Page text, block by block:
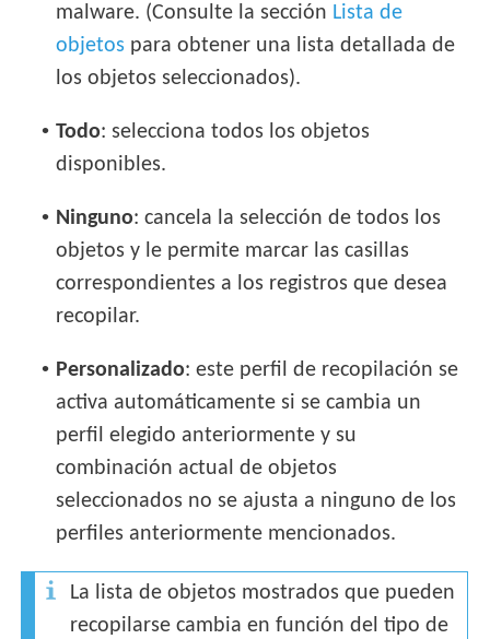
malware. (Consulte la sección Lista de
objetos para obtener una lista detallada de
los objetos seleccionados).
• Todo: selecciona todos los objetos
disponibles.
• Ninguno: cancela la selección de todos los
objetos y le permite marcar las casillas
correspondientes a los registros que desea
recopilar.
• Personalizado: este perfil de recopilación se
activa automáticamente si se cambia un
perfil elegido anteriormente y su
combinación actual de objetos
seleccionados no se ajusta a ninguno de los
perfiles anteriormente mencionados.
La lista de objetos mostrados que pueden
recopilarse cambia en función del tipo de